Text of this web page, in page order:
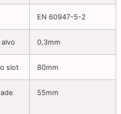
EN 60947-5-2
0,3mm
slot 80mm
55mm